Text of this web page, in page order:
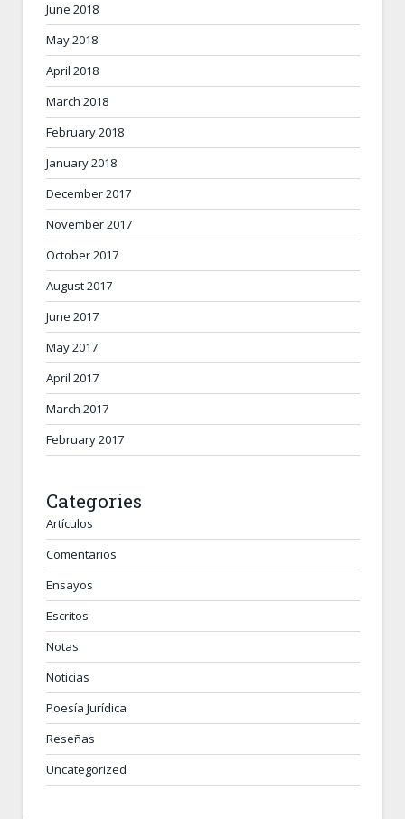
June 2018
May 2018
April 2018
March 2018
February 2018
January 2018
December 2017
November 2017
October 2017
August 2017
June 2017
May 2017
April 2017
March 2017
February 2017
Categories
Artículos
Comentarios
Ensayos
Escritos
Notas
Noticias
Poesía Jurídica
Reseñas
Uncategorized